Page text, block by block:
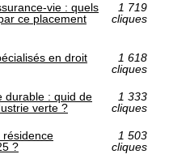
vie : quels
ce placement
1 719
cliques
en droit
1 618
cliques
durable : quid de
verte ?
1 333
cliques
résidence
?
1 503
cliques